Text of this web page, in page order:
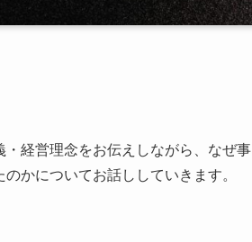
経営理念をお伝えしながら、なぜ事
かについてお話ししていきます。